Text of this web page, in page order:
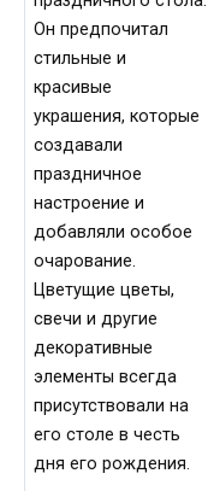
Он предпочитал
стильные и
красивые
украшения, которые
создавали
праздничное
настроение и
добавляли особое
очарование.
Цветущие цветы,
свечи и другие
декоративные
элементы всегда
присутствовали на
его столе в честь
дня его рождения.